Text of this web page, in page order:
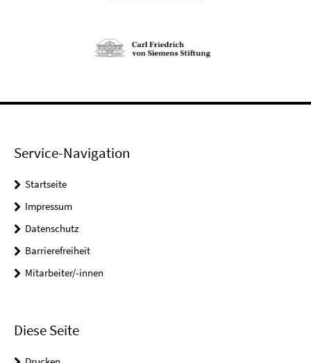
Service-Navigation
Startseite
Impressum
Datenschutz
Barrierefreiheit
Mitarbeiter/-innen
Diese Seite